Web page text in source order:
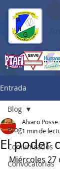
Entrada
Blog
Comunicados
Convocatorias
Blog
El poder
Alvaro Posse
1 min de
Miércoles 27